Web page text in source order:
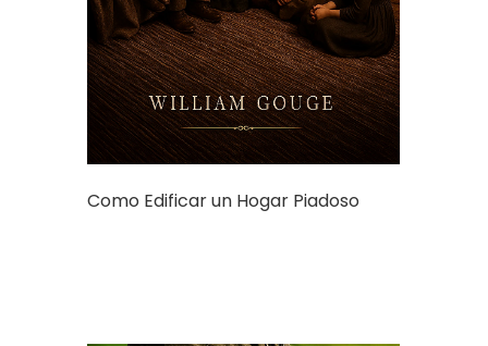
Como Edificar un Hogar Piadoso